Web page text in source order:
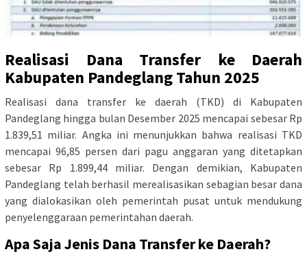
Realisasi Dana Transfer ke Daerah
Kabupaten Pandeglang Tahun 2025
Realisasi dana transfer ke daerah (TKD) di Kabupaten
Pandeglang hingga bulan Desember 2025 mencapai sebesar Rp
1.839,51 miliar. Angka ini menunjukkan bahwa realisasi TKD
mencapai 96,85 persen dari pagu anggaran yang ditetapkan
sebesar Rp 1.899,44 miliar. Dengan demikian, Kabupaten
Pandeglang telah berhasil merealisasikan sebagian besar dana
yang dialokasikan oleh pemerintah pusat untuk mendukung
penyelenggaraan pemerintahan daerah.
Apa Saja Jenis Dana Transfer ke Daerah?